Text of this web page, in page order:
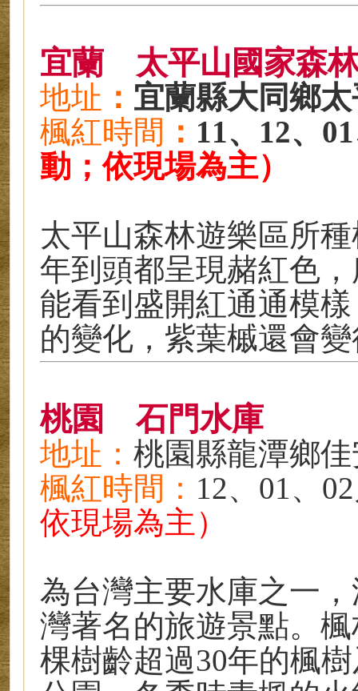
宜蘭 太平山國家森
地址 ： 宜蘭縣大同鄉
楓紅時間 ： 11、12、
動；依現場為主）
太平山森林遊樂區所
年到頭都呈現赭紅色
能看到盛開紅通通模
的變化，紫葉槭還會
桃園 石門水庫
地址 ： 桃園縣龍潭鄉
楓紅時間 ： 12、01、 02
依現場為主）
為台灣主要水庫之一
灣著名的旅遊景點。
棵樹齡超過30年的楓